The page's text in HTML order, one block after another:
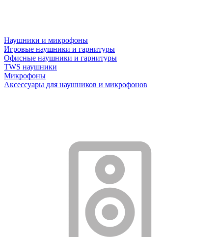
Наушники и микрофоны
Игровые наушники и гарнитуры
Офисные наушники и гарнитуры
TWS наушники
Микрофоны
Аксессуары для наушников и микрофонов